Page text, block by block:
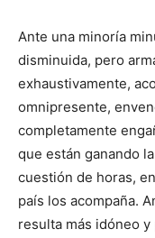
Ante una minoría
disminuida, pero
exhaustivamente,
omnipresente,
completamente
que están ganando
cuestión de horas,
país los acompaña.
resulta más idóneo